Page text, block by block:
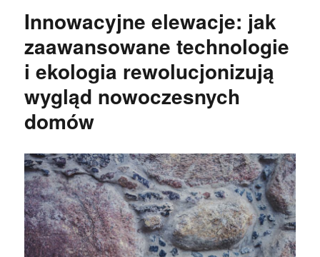
Innowacyjne elewacje: jak
zaawansowane technologie
i ekologia rewolucjonizują
wygląd nowoczesnych
domów